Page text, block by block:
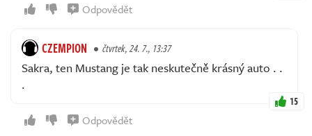
Odpovědět
CZEMPION čtvrtek, 24. 7., 13:37
Sakra, ten Mustang je tak neskutečně krásný auto . .
.
15
Odpovědět